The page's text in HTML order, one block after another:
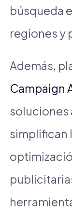
búsqueda
regiones y
Además,
Campaign
soluciones
simplifican